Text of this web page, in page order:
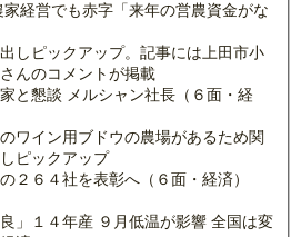
経営でも赤字「来年の営農資金がな
しピックアップ。記事には上田市小
んのコメントが掲載
と懇談 メルシャン社長（６面・経
ワイン用ブドウの農場があるため関
ピックアップ
２６４社を表彰へ（６面・経済）
」１４年産 ９月低温が影響 全国は変